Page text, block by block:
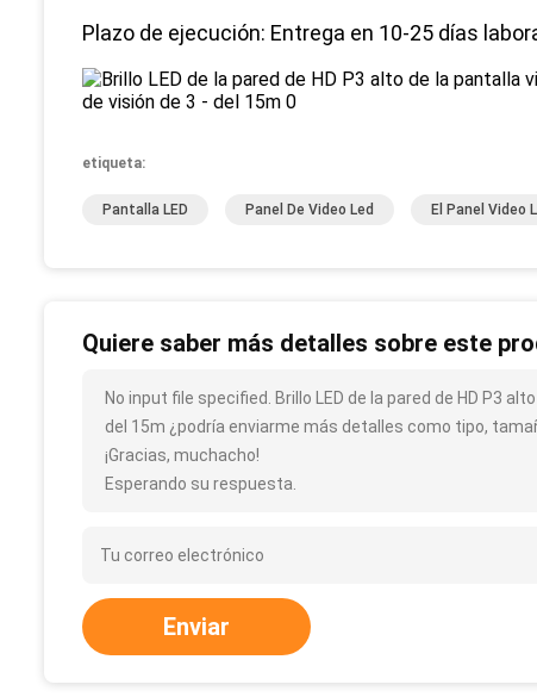
Plazo de ejecución: Entrega en 10-25 días
etiqueta:
Pantalla LED Panel De Video Led El Panel Video
Quiere saber más detalles sobre este
No input file specified. Brillo LED de la pared de HD P3
del 15m ¿podría enviarme más detalles como tipo,
¡Gracias, muchacho!
Esperando su respuesta.
Enviar